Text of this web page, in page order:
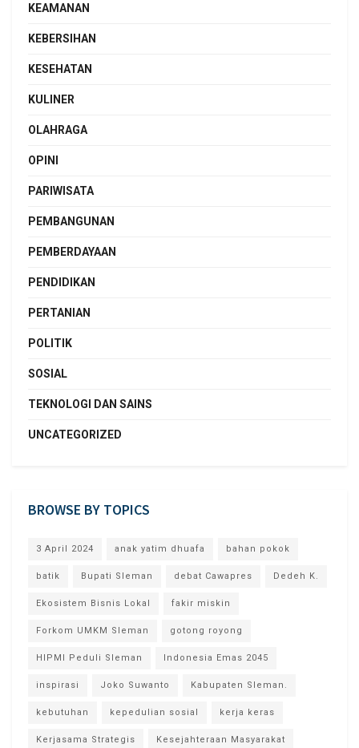
KEAMANAN
KEBERSIHAN
KESEHATAN
KULINER
OLAHRAGA
OPINI
PARIWISATA
PEMBANGUNAN
PEMBERDAYAAN
PENDIDIKAN
PERTANIAN
POLITIK
SOSIAL
TEKNOLOGI DAN SAINS
UNCATEGORIZED
BROWSE BY TOPICS
3 April 2024 anak yatim dhuafa bahan pokok
batik Bupati Sleman debat Cawapres Dedeh K.
Ekosistem Bisnis Lokal fakir miskin
Forkom UMKM Sleman gotong royong
HIPMI Peduli Sleman Indonesia Emas 2045
inspirasi Joko Suwanto Kabupaten Sleman.
kebutuhan kepedulian sosial kerja keras
Kerjasama Strategis Kesejahteraan Masyarakat